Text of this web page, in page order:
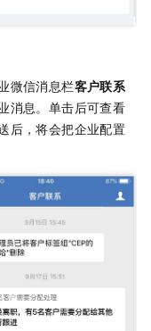
微信消息栏客户联系
消息。单击后可查看
后，将会把企业配置